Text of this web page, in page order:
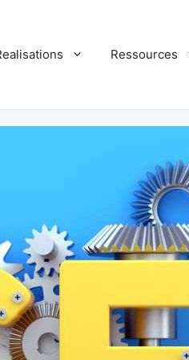
Ressources